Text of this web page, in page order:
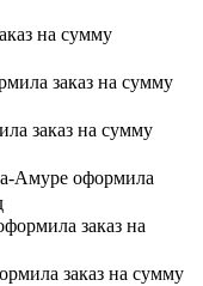
на сумму
заказ на сумму
заказ на сумму
Амуре оформила
заказ на
заказ на сумму